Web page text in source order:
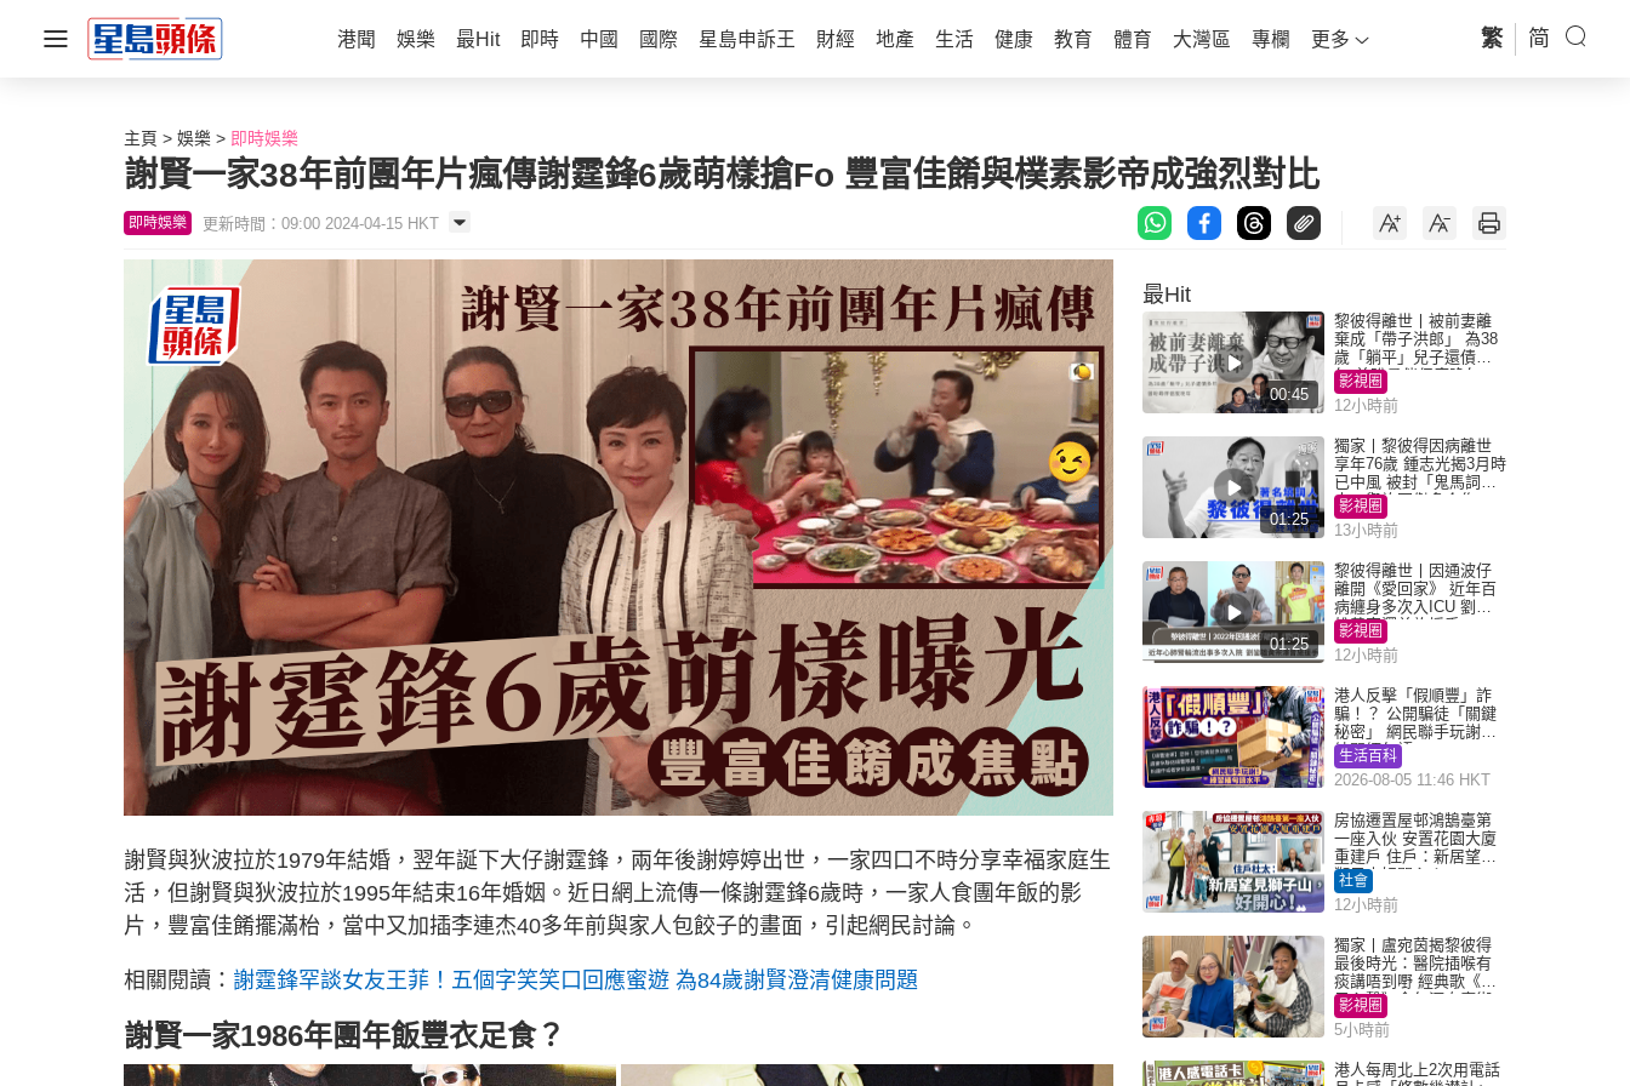
港聞 娛樂 最Hit 即時 中國 國際 星島申訴王 財經 地產 生活 健康 教育 體育 大灣區 專欄 更多 繁 简
主頁 娛樂 即時娛樂
謝賢一家38年前團年片瘋傳謝霆鋒6歲萌樣搶Fo 豐富佳餚與樸素影帝成強烈對比
即時娛樂 更新時間：09:00 2024-04-15 HKT
謝賢與狄波拉於1979年結婚，翌年誕下大仔謝霆鋒，兩年後謝婷婷出世，一家四口不時分享幸福家庭生
活，但謝賢與狄波拉於1995年結束16年婚姻。近日網上流傳一條謝霆鋒6歲時，一家人食團年飯的影
片，豐富佳餚擺滿枱，當中又加插李連杰40多年前與家人包餃子的畫面，引起網民討論。
相關閱讀： 謝霆鋒罕談女友王菲！五個字笑笑口回應蜜遊 為84歲謝賢澄清健康問題
謝賢一家1986年團年飯豐衣足食？
最Hit
00:45
黎彼得離世丨被前妻離
棄成「帶子洪郎」 為38
歲「躺平」兒子還債多
年 曾盼尋伴侶度晚年
影視圈
12小時前
01:25
獨家丨黎彼得因病離世
享年76歲 鍾志光揭3月時
已中風 被封「鬼馬詞
人」與許冠傑多合作
影視圈
13小時前
01:25
黎彼得離世丨因通波仔
離開《愛回家》 近年百
病纏身多次入ICU 劉鑾
雄黃宗澤曾施援手
影視圈
12小時前
港人反擊「假順豐」詐
騙！？ 公開騙徒「關鍵
秘密」 網民聯手玩謝：
練習緬甸語
生活百科
2026-08-05 11:46 HKT
房協遷置屋邨鴻鵠臺第
一座入伙 安置花園大廈
重建戶 住戶：新居望見
獅子山好開心！
社會
12小時前
獨家丨盧宛茵揭黎彼得
最後時光：醫院插喉有
痰講唔到嘢 經典歌《浪
子心聲》金句源自廟街
睇相佬
影視圈
5小時前
港人每周北上2次用電話